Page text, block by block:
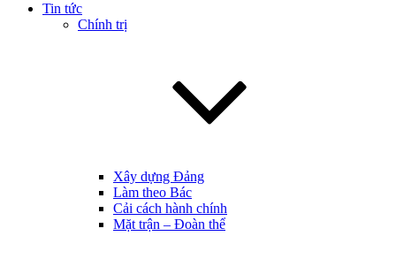
Tin tức
Chính trị
Xây dựng Đảng
Làm theo Bác
Cải cách hành chính
Mặt trận – Đoàn thể